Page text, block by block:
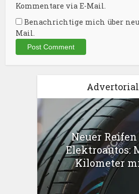
Kommentare via E-Mail.
Benachrichtige mich über
Mail.
Advertorial
Neuer
Elektroautos:
Kilometer